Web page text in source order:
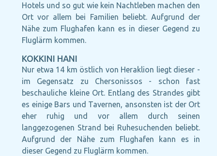
Hotels und so gut wie kein Nachtleben machen den
Ort vor allem bei Familien beliebt. Aufgrund der
Nähe zum Flughafen kann es in dieser Gegend zu
Fluglärm kommen.
KOKKINI HANI
Nur etwa 14 km östlich von Heraklion liegt dieser -
im Gegensatz zu Chersonissos - schon fast
beschauliche kleine Ort. Entlang des Strandes gibt
es einige Bars und Tavernen, ansonsten ist der Ort
eher ruhig und vor allem durch seinen
langgezogenen Strand bei Ruhesuchenden beliebt.
Aufgrund der Nähe zum Flughafen kann es in
dieser Gegend zu Fluglärm kommen.